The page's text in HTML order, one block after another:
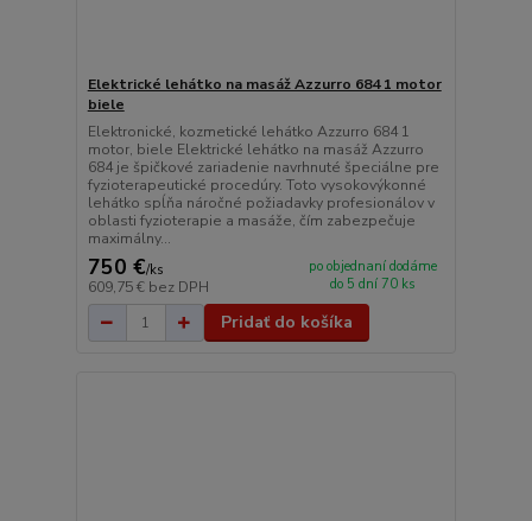
Elektrické lehátko na masáž Azzurro 684 1 motor
biele
Elektronické, kozmetické lehátko Azzurro 684 1
motor, biele Elektrické lehátko na masáž Azzurro
684 je špičkové zariadenie navrhnuté špeciálne pre
fyzioterapeutické procedúry. Toto vysokovýkonné
lehátko spĺňa náročné požiadavky profesionálov v
oblasti fyzioterapie a masáže, čím zabezpečuje
maximálny...
750 €/ks
609,75 € bez DPH
po objednaní dodáme
do 5 dní 70 ks
Pridať do košíka